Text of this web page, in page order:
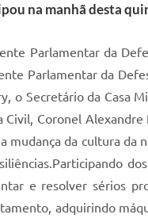
na manhã desta
Parlamentar da
Parlamentar da
o Secretário da Casa
Coronel
da cultura da
e resolver sérios
adquirindo